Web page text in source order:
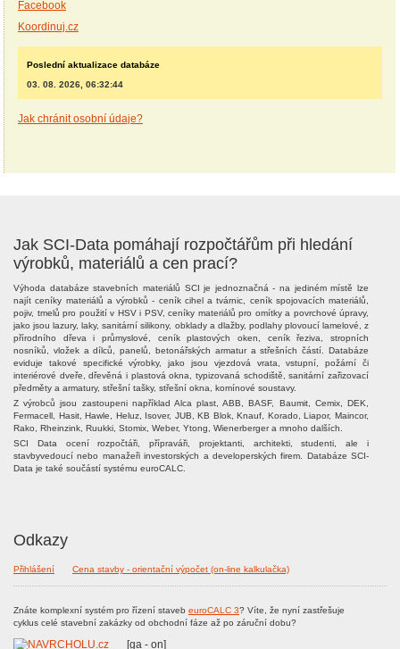
Facebook
Koordinuj.cz
Poslední aktualizace databáze
03. 08. 2026, 06:32:44
Jak chránit osobní údaje?
Jak SCI-Data pomáhají rozpočtářům při hledání
výrobků, materiálů a cen prací?
Výhoda databáze stavebních materiálů SCI je jednoznačná - na jediném místě lze
najít ceníky materiálů a výrobků - ceník cihel a tvárnic, ceník spojovacích materiálů,
pojiv, tmelů pro použití v HSV i PSV, ceníky materiálů pro omítky a povrchové úpravy,
jako jsou lazury, laky, sanitární silikony, obklady a dlažby, podlahy plovoucí lamelové, z
přírodního dřeva i průmyslové, ceník plastových oken, ceník řeziva, stropních
nosníků, vložek a dílců, panelů, betonářských armatur a střešních částí. Databáze
eviduje takové specifické výrobky, jako jsou vjezdová vrata, vstupní, požární či
interiérové dveře, dřevěná i plastová okna, typizovaná schodiště, sanitární zařizovací
předměty a armatury, střešní tašky, střešní okna, komínové soustavy.
Z výrobců jsou zastoupeni například Alca plast, ABB, BASF, Baumit, Cemix, DEK,
Fermacell, Hasit, Hawle, Heluz, Isover, JUB, KB Blok, Knauf, Korado, Liapor, Maincor,
Rako, Rheinzink, Ruukki, Stomix, Weber, Ytong, Wienerberger a mnoho dalších.
SCI Data ocení rozpočtáři, přípraváři, projektanti, architekti, studenti, ale i
stavbyvedoucí nebo manažeři investorských a developerských firem. Databáze SCI-
Data je také součástí systému euroCALC.
Odkazy
Přihlášení Cena stavby - orientační výpočet (on-line kalkulačka)
Znáte komplexní systém pro řízení staveb euroCALC 3? Víte, že nyní zastřešuje
cyklus celé stavební zakázky od obchodní fáze až po záruční dobu?
[ga - on]